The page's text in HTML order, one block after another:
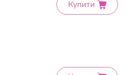
Купити